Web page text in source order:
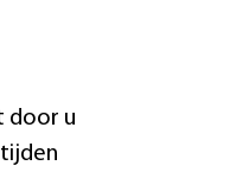
door u